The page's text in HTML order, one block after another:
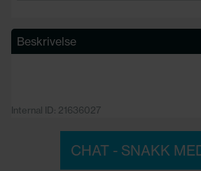
Beskrivelse
Internal ID: 21636027
CHAT - SNAKK